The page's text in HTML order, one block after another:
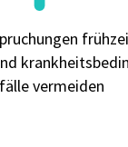
vermeiden